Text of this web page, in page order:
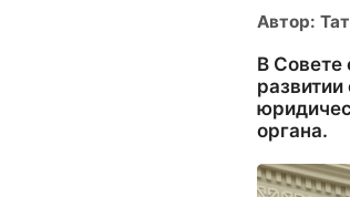
Автор:
В Совете
органа.